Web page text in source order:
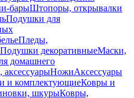
барыШтопоры, открывалки
Подушки для
Пледы,
Подушки декоративныеМаски,
домашнего
НожиАксессуары
и комплектующиеКовры и
шкурыКовры,